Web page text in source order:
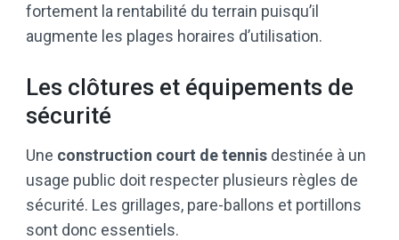
fortement la rentabilité du terrain puisqu’il
augmente les plages horaires d’utilisation.
Les clôtures et équipements de
sécurité
Une construction court de tennis destinée à un
usage public doit respecter plusieurs règles de
sécurité. Les grillages, pare-ballons et portillons
sont donc essentiels.